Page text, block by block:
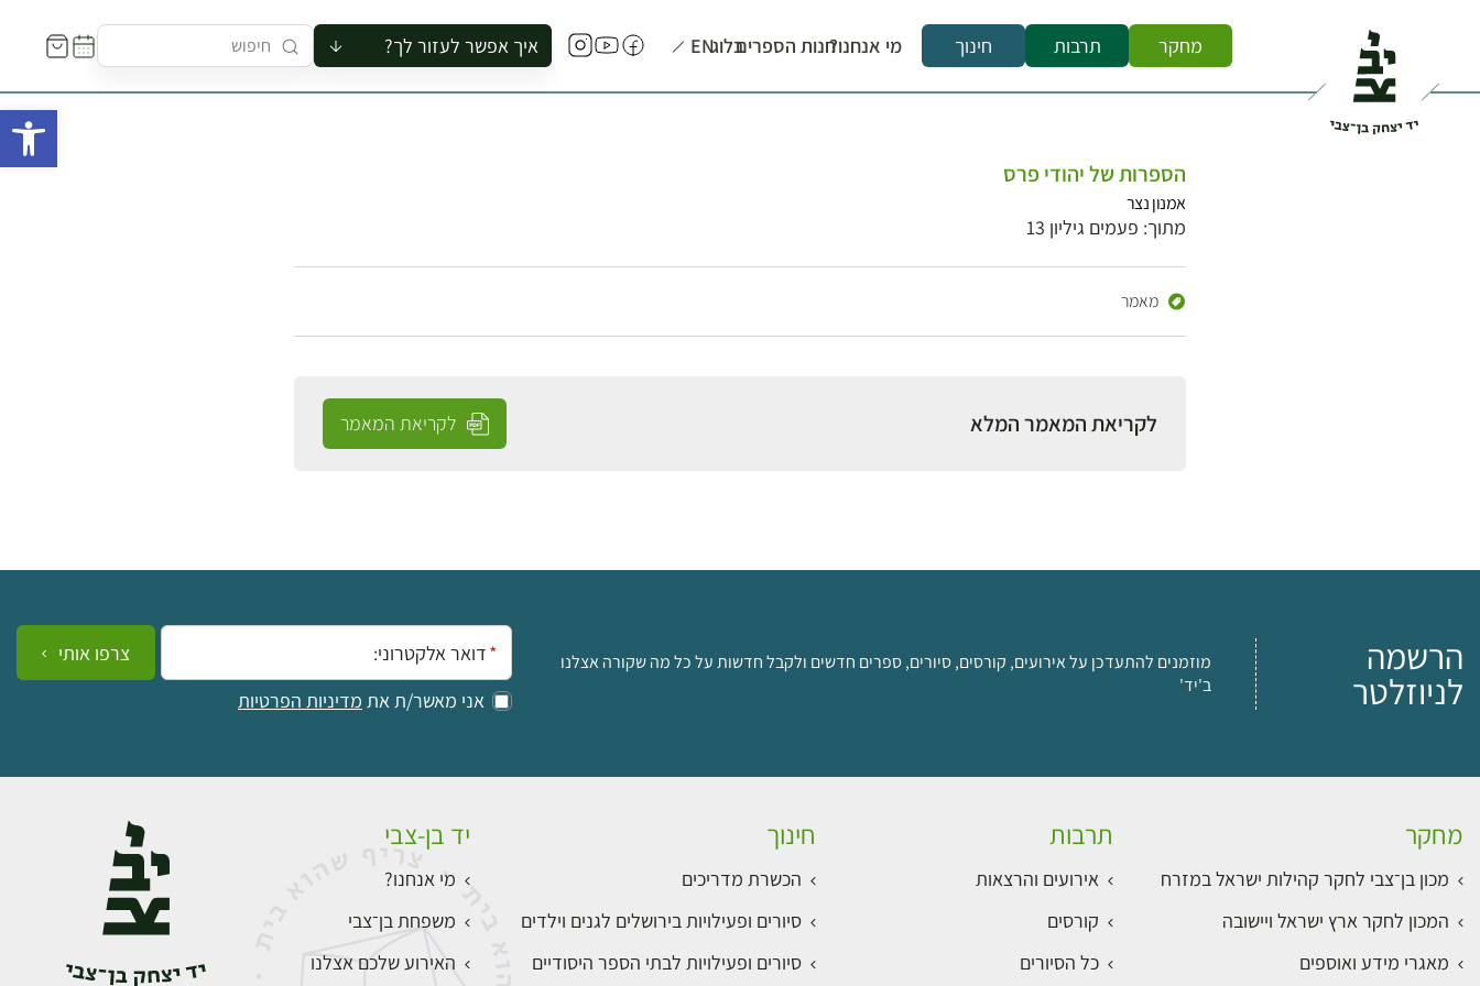
מחקר תרבות חינוך מי אנחנו?חנות הספריםבלוגEN איך אפשר לעזור לך?
להזמין סיור לקבוצה
הספרות של יהודי פרס
אמנון נצר
מתוך: פעמים גיליון 13
מאמר
לקריאת המאמר המלא לקריאת המאמר
הרשמה
לניוזלטר
מוזמנים להתעדכן על אירועים, קורסים, סיורים, ספרים חדשים ולקבל חדשות על כל מה שקורה אצלנו
ב'יד'
אימייל:
אני מאשר/ת את מדיניות הפרטיות
צרפו אותי
מחקר
מכון בן־צבי לחקר קהילות ישראל במזרח
המכון לחקר ארץ ישראל ויישובה
מאגרי מידע ואוספים
תרבות
אירועים והרצאות
קורסים
כל הסיורים
חינוך
הכשרת מדריכים
סיורים ופעילויות בירושלים לגנים וילדים
סיורים ופעילויות לבתי הספר היסודיים
יד בן-צבי
מי אנחנו?
משפחת בן־צבי
האירוע שלכם אצלנו